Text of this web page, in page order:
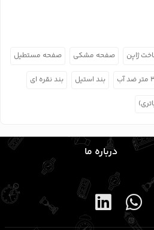
ژاپن صفحه مشکی صفحه مستطیل
آب بند استیل بند نقره ای
درباره ما